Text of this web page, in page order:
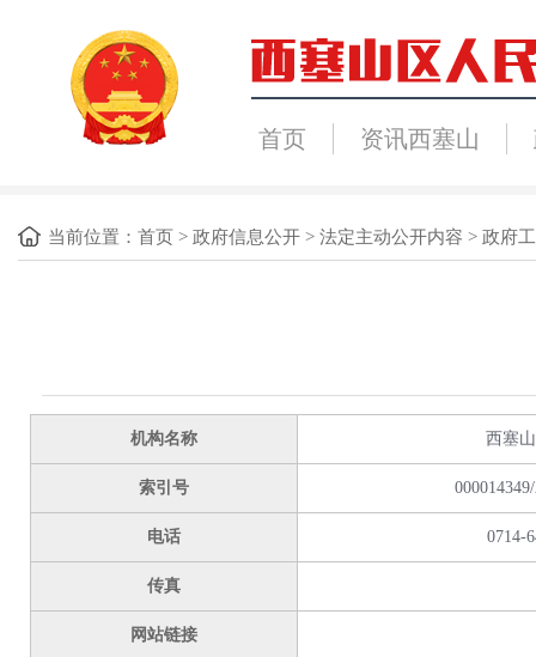
首页 资讯西塞山
当前位置： 首页 > 政府信息公开 > 法定主动公开内容 > 政府
机构名称 西塞
索引号
电话 0714-
传真
网站链接